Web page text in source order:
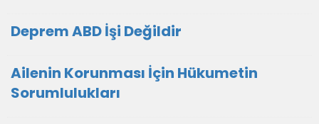
Deprem ABD İşi Değildir
Ailenin Korunması İçin Hükumetin
Sorumlulukları